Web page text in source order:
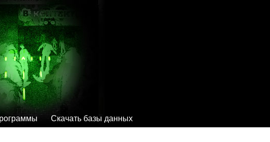
Скачать базы данных